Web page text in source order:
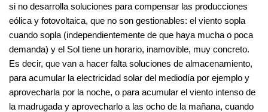
si no desarrolla soluciones para compensar las producciones
eólica y fotovoltaica, que no son gestionables: el viento sopla
cuando sopla (independientemente de que haya mucha o poca
demanda) y el Sol tiene un horario, inamovible, muy concreto.
Es decir, que van a hacer falta soluciones de almacenamiento,
para acumular la electricidad solar del mediodía por ejemplo y
aprovecharla por la noche, o para acumular el viento intenso de
la madrugada y aprovecharlo a las ocho de la mañana, cuando